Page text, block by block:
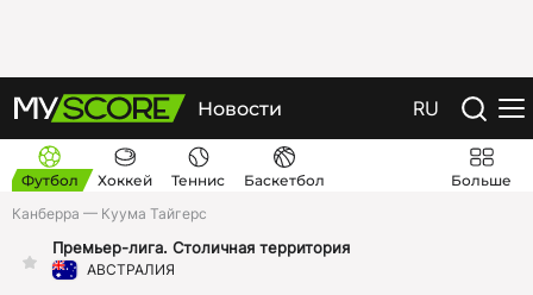
Новости RU
Футбол Хоккей Теннис Баскетбол
Больше
Канберра — Куума Тайгерс
АВСТРАЛИЯ
Премьер-лига. Столичная территория